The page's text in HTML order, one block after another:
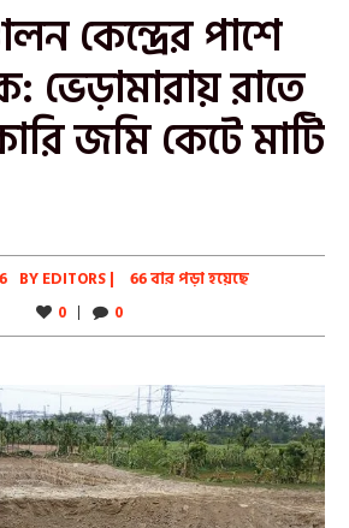
কেন্দ্রের পাশে
ভেড়ামারায় রাতে
জমি কেটে মাটি
BYEDITORS|
66 বার পড়া হয়েছে
0
0